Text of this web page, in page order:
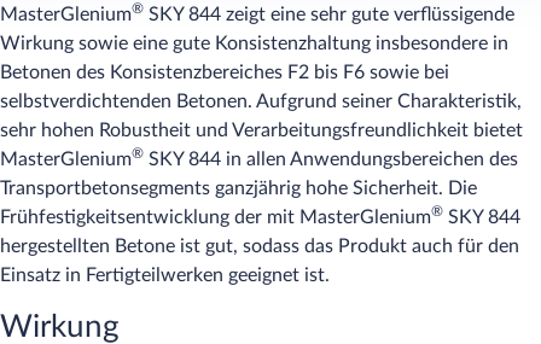
MasterGlenium® SKY 844 zeigt eine sehr gute verflüssigende
Wirkung sowie eine gute Konsistenzhaltung insbesondere in
Betonen des Konsistenzbereiches F2 bis F6 sowie bei
selbstverdichtenden Betonen. Aufgrund seiner Charakteristik,
sehr hohen Robustheit und Verarbeitungsfreundlichkeit bietet
MasterGlenium® SKY 844 in allen Anwendungsbereichen des
Transportbetonsegments ganzjährig hohe Sicherheit. Die
Frühfestigkeitsentwicklung der mit MasterGlenium® SKY 844
hergestellten Betone ist gut, sodass das Produkt auch für den
Einsatz in Fertigteilwerken geeignet ist.
Wirkung